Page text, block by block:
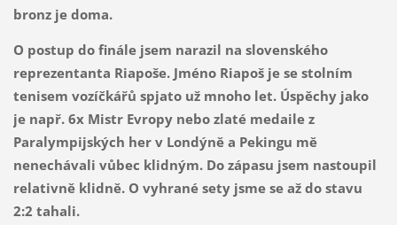
bronz je doma.
O postup do finále jsem narazil na slovenského
reprezentanta Riapoše. Jméno Riapoš je se stolním
tenisem vozíčkářů spjato už mnoho let. Úspěchy jako
je např. 6x Mistr Evropy nebo zlaté medaile z
Paralympijských her v Londýně a Pekingu mě
nenechávali vůbec klidným. Do zápasu jsem nastoupil
relativně klidně. O vyhrané sety jsme se až do stavu
2:2 tahali.